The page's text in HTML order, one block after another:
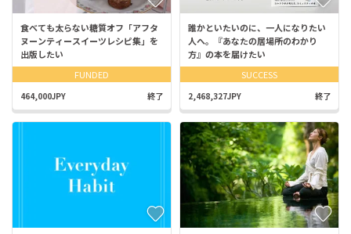
食べても太らない糖質オフ「アフタ
ヌーンティースイーツレシピ集」を
出版したい
FUNDED
464,000JPY 終了
誰かといたいのに、一人になりたい
人へ。『あなたの居場所のわかり
方』の本を届けたい
SUCCESS
2,468,327JPY 終了